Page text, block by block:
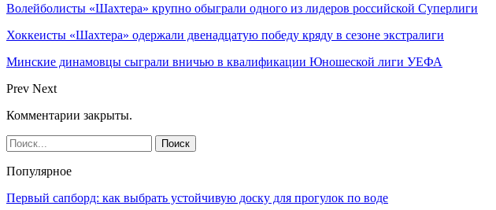
Волейболисты «Шахтера» крупно обыграли одного из лидеров российской Суперлиги
Хоккеисты «Шахтера» одержали двенадцатую победу кряду в сезоне экстралиги
Минские динамовцы сыграли вничью в квалификации Юношеской лиги УЕФА
Prev Next
Комментарии закрыты.
Популярное
Первый сапборд: как выбрать устойчивую доску для прогулок по воде